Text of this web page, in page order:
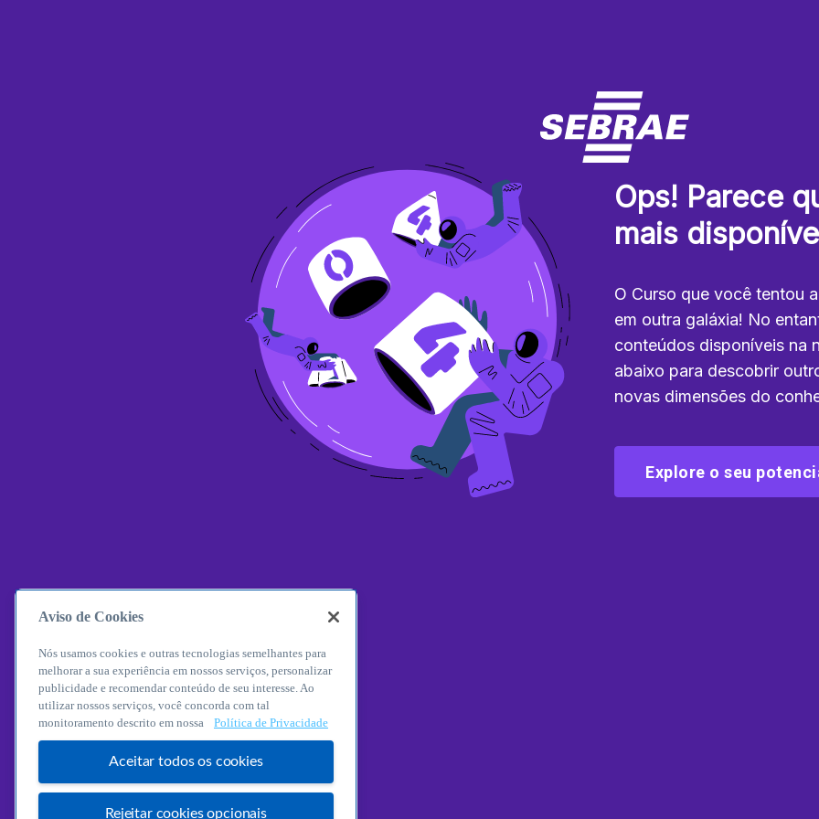
Ops! Parece
mais
O Curso que você tentou
em outra galáxia! No
conteúdos disponíveis na
abaixo para descobrir
novas dimensões do
Explore o seu
Aviso de Cookies
Nós usamos cookies e outras tecnologias semelhantes para
melhorar a sua experiência em nossos serviços, personalizar
publicidade e recomendar conteúdo de seu interesse. Ao
utilizar nossos serviços, você concorda com tal
monitoramento descrito em nossa
Política de Privacidade
Aceitar todos os cookies
Rejeitar cookies opcionais